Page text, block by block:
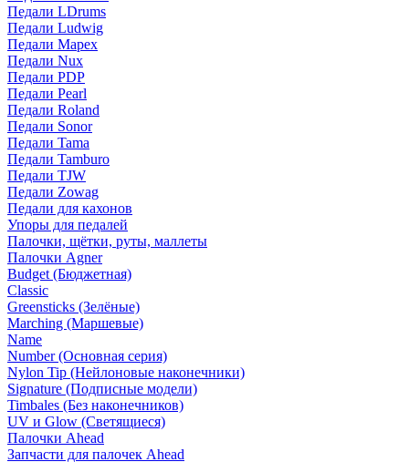
Педали LDrums
Педали Ludwig
Педали Mapex
Педали Nux
Педали PDP
Педали Pearl
Педали Roland
Педали Sonor
Педали Tama
Педали Tamburo
Педали TJW
Педали Zowag
Педали для кахонов
Упоры для педалей
Палочки, щётки, руты, маллеты
Палочки Agner
Budget (Бюджетная)
Classic
Greensticks (Зелёные)
Marching (Маршевые)
Name
Number (Основная серия)
Nylon Tip (Нейлоновые наконечники)
Signature (Подписные модели)
Timbales (Без наконечников)
UV и Glow (Светящиеся)
Палочки Ahead
Запчасти для палочек Ahead